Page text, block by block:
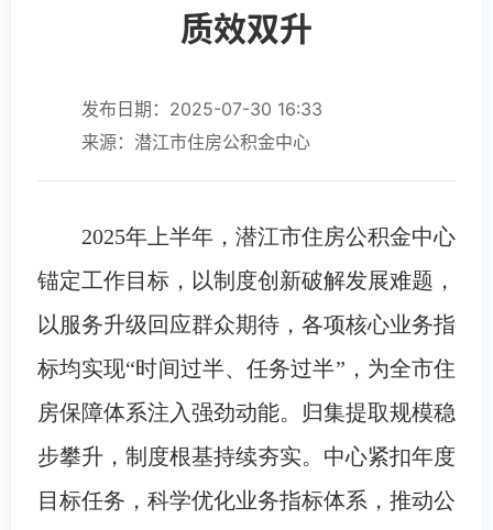
质效双升
发布日期：2025-07-30 16:33
来源：潜江市住房公积金中心
2025年上半年，潜江市住房公积金中心
锚定工作目标，以制度创新破解发展难题，
以服务升级回应群众期待，各项核心业务指
标均实现“时间过半、任务过半”，为全市住
房保障体系注入强劲动能。归集提取规模稳
步攀升，制度根基持续夯实。中心紧扣年度
目标任务，科学优化业务指标体系，推动公